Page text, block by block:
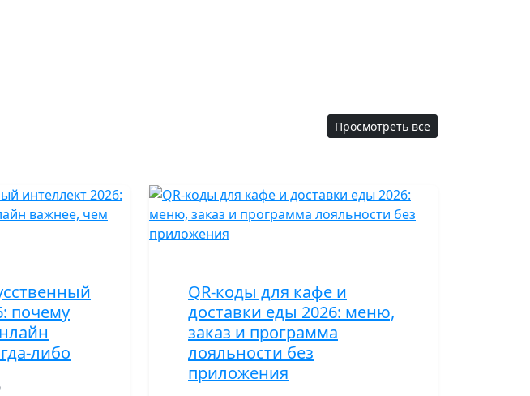
Просмотреть все
почему
либо
QR-коды для кафе и
доставки еды 2026: меню,
заказ и программа
лояльности без
приложения